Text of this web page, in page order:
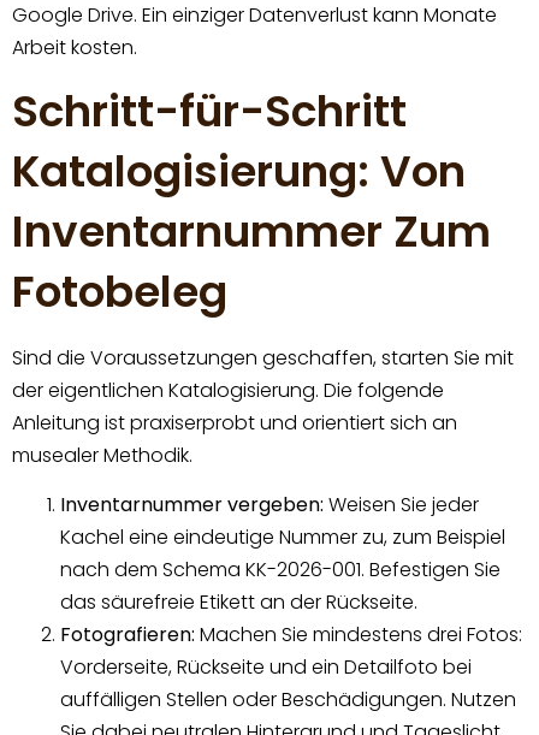
Google Drive. Ein einziger Datenverlust kann Monate
Arbeit kosten.
Schritt-für-Schritt
Katalogisierung: Von
Inventarnummer Zum
Fotobeleg
Sind die Voraussetzungen geschaffen, starten Sie mit
der eigentlichen Katalogisierung. Die folgende
Anleitung ist praxiserprobt und orientiert sich an
musealer Methodik.
Inventarnummer vergeben: Weisen Sie jeder
Kachel eine eindeutige Nummer zu, zum Beispiel
nach dem Schema KK-2026-001. Befestigen Sie
das säurefreie Etikett an der Rückseite.
Fotografieren: Machen Sie mindestens drei Fotos:
Vorderseite, Rückseite und ein Detailfoto bei
auffälligen Stellen oder Beschädigungen. Nutzen